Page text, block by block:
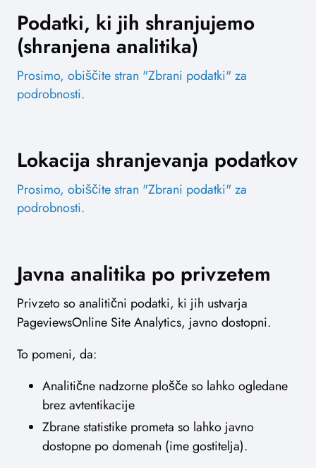
Podatki, ki jih shranjujemo
(shranjena analitika)
Prosimo, obiščite stran "Zbrani podatki" za
podrobnosti.
Lokacija shranjevanja podatkov
Prosimo, obiščite stran "Zbrani podatki" za
podrobnosti.
Javna analitika po privzetem
Privzeto so analitični podatki, ki jih ustvarja
PageviewsOnline Site Analytics, javno dostopni.
To pomeni, da:
Analitične nadzorne plošče so lahko ogledane
brez avtentikacije
Zbrane statistike prometa so lahko javno
dostopne po domenah (ime gostitelja).